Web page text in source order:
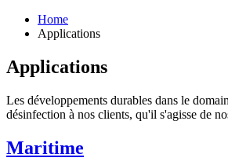
Home
Applications
Applications
Les développements durables dans le
désinfection à nos clients, qu'il s'agisse de
Maritime